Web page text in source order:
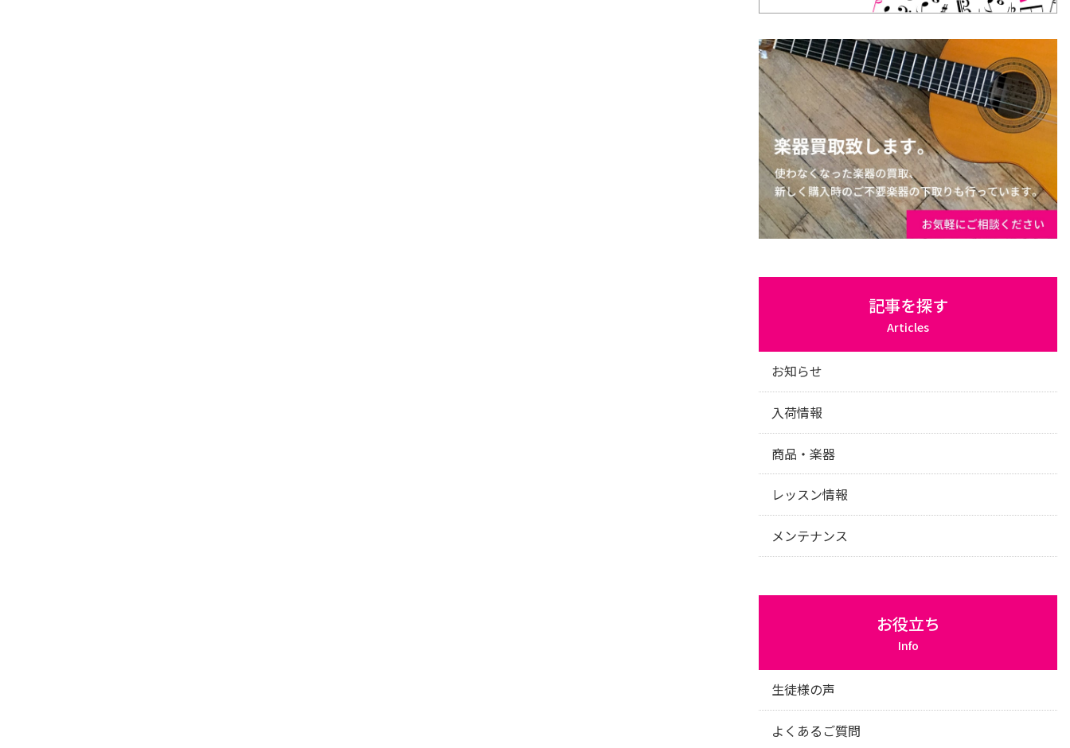
記事を探す
Articles
お知らせ
入荷情報
商品・楽器
レッスン情報
メンテナンス
お役立ち
Info
生徒様の声
よくあるご質問